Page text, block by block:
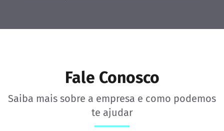
Fale Conosco
Saiba mais sobre a empresa e como podemos
te ajudar